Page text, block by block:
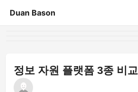
Duan Bason
정보 자원 플랫폼 3종 비